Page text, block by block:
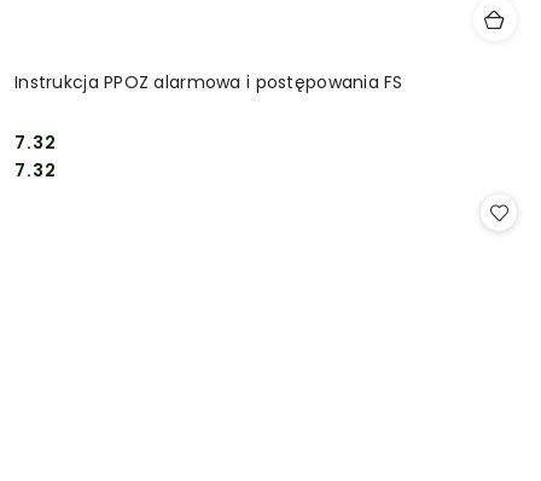
Instrukcja PPOZ alarmowa i postępowania FS
Cena:
7.32
Cena:
7.32